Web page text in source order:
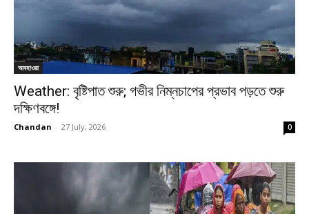
আবহাওয়া
Weather: বৃষ্টিপাত শুরু; গভীর নিম্নচাপের প্রভাব পড়তে শুরু
দক্ষিণবঙ্গে!
Chandan - 27 July, 2026 0